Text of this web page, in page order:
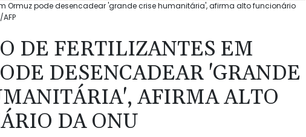
Ormuz pode desencadear 'grande crise humanitária', afirma alto funcionário
DE FERTILIZANTES EM
DESENCADEAR 'GRANDE
AFIRMA ALTO
DA ONU